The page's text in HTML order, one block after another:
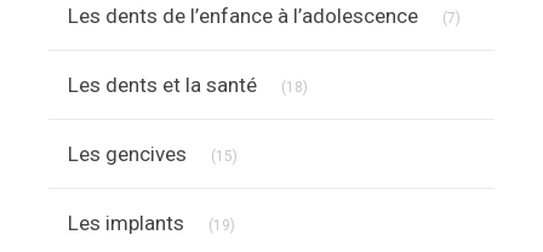
Les dents de l’enfance à l’adolescence (7)
Les dents et la santé (18)
Les gencives (15)
Les implants (19)